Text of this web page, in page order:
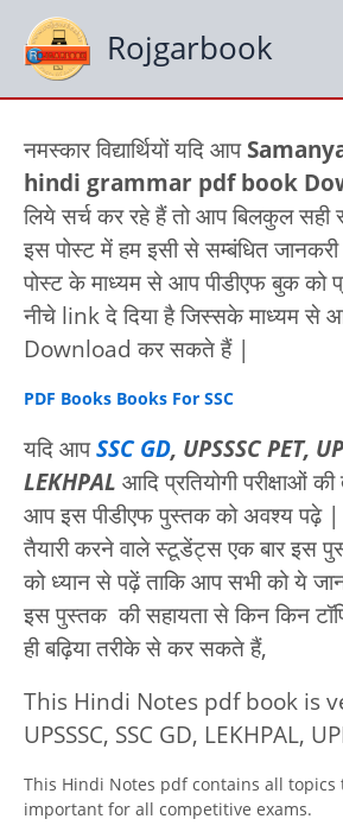
content
Rojgarbook
नमस्कार विद्यार्थियों यदि आप
hindi grammar pdf book
लिये सर्च कर रहे हैं तो आप बिलकुल
इस पोस्ट में हम इसी से सम्बंधित
पोस्ट के माध्यम से आप पीडीएफ बुक को
नीचे link दे दिया है जिस्सके माध्यम से
Download कर सकते हैं |
PDF Books Books For SSC
यदि आपSSC GD, UPSSSC PET,
LEKHPAL आदि प्रतियोगी परीक्षाओं
आप इस पीडीएफ पुस्तक को अवश्य पढ़े |
तैयारी करने वाले स्टूडेंट्स एक बार इस
को ध्यान से पढ़ें ताकि आप सभी को ये
इस पुस्तक की सहायता से किन किन
ही बढ़िया तरीके से कर सकते हैं,
This Hindi Notes pdf book is
UPSSSC, SSC GD, LEKHPAL,
This Hindi Notes pdf contains all topics
important for all competitive exams.